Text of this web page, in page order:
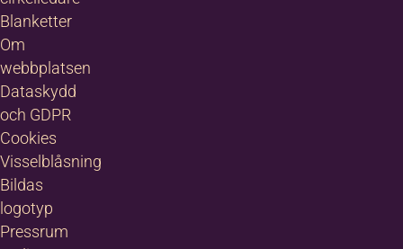
Blanketter
Om
webbplatsen
Dataskydd
och GDPR
Cookies
Visselblåsning
Bildas
logotyp
Pressrum